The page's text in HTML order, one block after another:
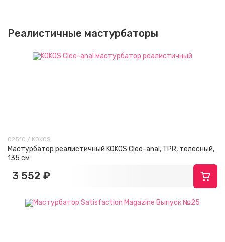
Реалистичные мастурбаторы
02510 / KOKOS
Мастурбатор реалистичный KOKOS Cleo-anal, TPR, телесный,
135 см
3 552 ₽